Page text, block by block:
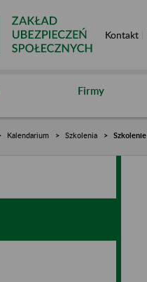
Kontakt
Firmy
Kalendarium Szkolenia